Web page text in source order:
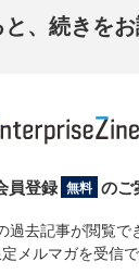
、続きを
員登録 無料 のご
過去記事が閲覧で
定メルマガを受信